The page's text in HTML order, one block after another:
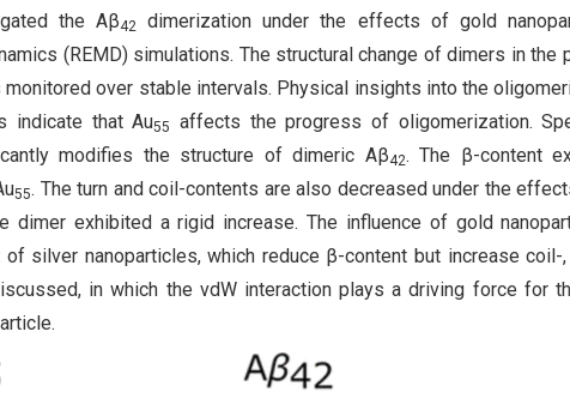
the Aβ42
dimerization under the effects of gold
(REMD) simulations. The structural change of dimers in the
monitored over stable intervals. Physical insights into the
indicate that Au55
affects the progress of oligomerization.
modifies the structure of dimeric Aβ42. The β-content
55. The turn and coil-contents are also decreased under the
dimer exhibited a rigid increase. The influence of gold
silver nanoparticles, which reduce β-content but increase coil-,
in which the vdW interaction plays a driving force for